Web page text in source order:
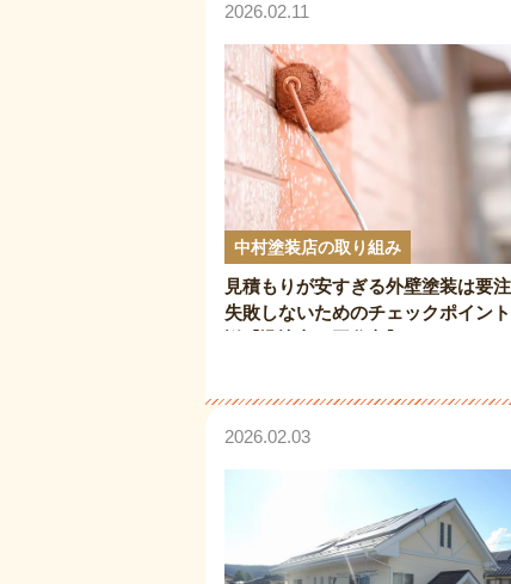
2026.02.11
中村塗装店の取り組み
見積もりが安すぎる外壁塗装は要
失敗しないためのチェックポイン
2026.02.03